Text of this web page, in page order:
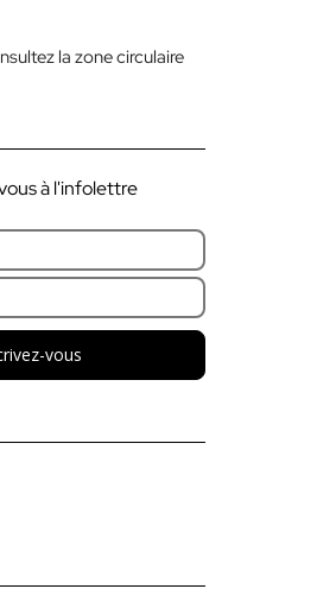
la zone circulaire
à l'infolettre
vous